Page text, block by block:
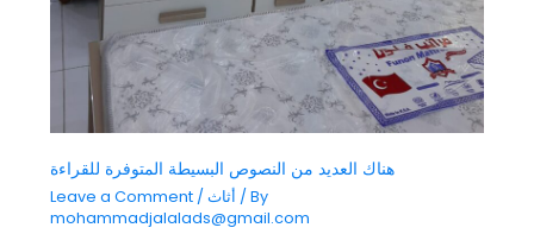
هناك العديد من النصوص البسيطة المتوفرة للقراءة
Leave a Comment / أثاث / By
mohammadjalalads@gmail.com